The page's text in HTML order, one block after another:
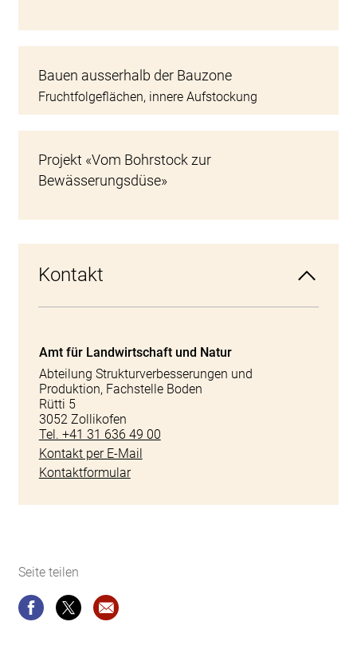
Bauen ausserhalb der Bauzone
Fruchtfolgeflächen, innere Aufstockung
Projekt «Vom Bohrstock zur
Bewässerungsdüse»
Kontakt
Amt für Landwirtschaft und Natur
Abteilung Strukturverbesserungen und
Produktion, Fachstelle Boden
Rütti 5
3052 Zollikofen
Tel. +41 31 636 49 00
Kontakt per E-Mail
Kontaktformular
Seite teilen
Seite teilenSeite teilenWebsite-Empfehlung: Bodenschutz in der